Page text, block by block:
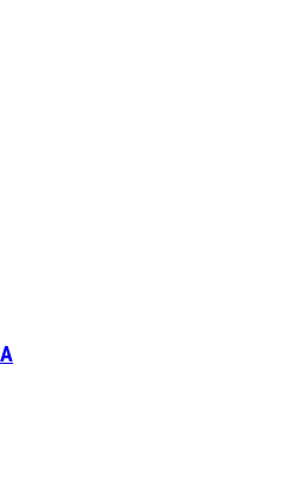
• Аромапсихология